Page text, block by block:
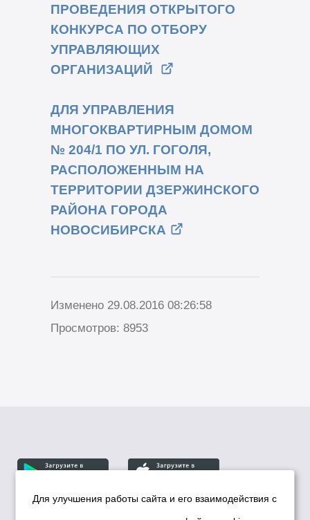
ПРОВЕДЕНИЯ ОТКРЫТОГО
КОНКУРСА ПО ОТБОРУ
УПРАВЛЯЮЩИХ
ОРГАНИЗАЦИЙ
ДЛЯ УПРАВЛЕНИЯ
МНОГОКВАРТИРНЫМ ДОМОМ
№ 204/1 ПО УЛ. ГОГОЛЯ,
РАСПОЛОЖЕННЫМ НА
ТЕРРИТОРИИ ДЗЕРЖИНСКОГО
РАЙОНА ГОРОДА
НОВОСИБИРСКА
Изменено 29.08.2016 08:26:58
Просмотров: 8953
Для улучшения работы сайта и его взаимодействия с